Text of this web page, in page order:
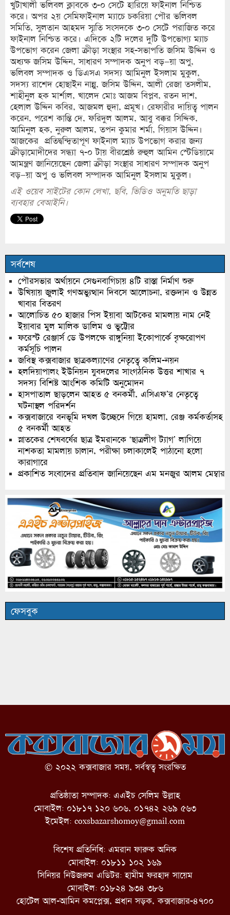
খুটাখালী ভলিবল ক্লাবকে ৩-০ সেটে হারিয়ে ফাইনাল নিশ্চিত
করে। অপর ২য় সেমিফাইনাল ম্যাচে চকরিয়া পৌর ভলিবল
সমিতি, সুলতান আহমদ স্মৃতি সংসদকে ৩-০ সেটে পরাজিত করে
ফাইনাল নিশ্চিত করে। এদিকে ২টি দলের দুটি উপভোগ্য ম্যাচ
উপভোগ করেন জেলা ক্রীড়া সংস্থার সহ-সভাপতি জসিম উদ্দিন ও
অধ্যক্ষ জসিম উদ্দিন, সাধারণ সম্পাদক অনুপ বড়–য়া অপু,
ভলিবল সম্পাদক ও ডিএসএ সদস্য আমিনুল ইসলাম মুকুল,
সদস্য রাশেদ হোছাইন নান্নু, জসিম উদ্দিন, আলী রেজা তসলীম,
শাহীনুল হক মার্শাল, খালেদ মোঃ আজম বিপ্লব, রতন দাশ,
হেলাল উদ্দিন কবির, আজমল হুদা, প্রমূখ। রেফারীর দায়িত্ব পালন
করেন, পরেশ কান্তি দে, ফরিদুল আলম, আবু বক্কর সিদ্দিক,
আমিনুল হক, নুরুল আলম, তপন কুমার শর্মা, গিয়াস উদ্দিন।
আজকের প্রতিদ্বন্দ্বিতাপূণ ফাইনাল ম্যাচ উপভোগ করার জন্য
ক্রীড়ামোদীদের সন্ধ্যা ৭-০ টায় বীরশ্রেষ্ঠ রুহুল আমিন স্টেডিয়ামে
আমন্ত্রণ জানিয়েছেন জেলা ক্রীড়া সংস্থার সাধারণ সম্পাদক অনুপ
বড়–য়া অপু ও ভলিবল সম্পাদক আমিনুল ইসলাম মুকুল।
এই ওয়েব সাইটের কোন লেখা, ছবি, ভিডিও অনুমতি ছাড়া
ব্যবহার বেআইনি।
সর্বশেষ
পৌরসভার অর্থায়নে সেগুনবাগিচায় ৪টি রাস্তা নির্মাণ শুরু
উখিয়ায় জুলাই গণঅভ্যুত্থান দিবসে আলোচনা, রক্তদান ও উন্নত
খাবার বিতরণ
আলোচিত ৫০ হাজার পিস ইয়াবা আটকের মামলায় নাম নেই
ইয়াবার মুল মালিক ডালিম ও ভুট্টোর
ফরেস্ট রেঞ্জার্স ডে উপলক্ষে রাঙ্গুনিয়া ইকোপার্কে বৃক্ষরোপণ
কর্মসূচি পালন
জবিস্থ কক্সবাজার ছাত্রকল্যাণের নেতৃত্বে কলিম-নয়ন
হলদিয়াপালং ইউনিয়ন যুবদলের সাংগঠনিক উত্তর শাখার ৭
সদস্য বিশিষ্ট আংশিক কমিটি অনুমোদন
হাসপাতাল ছাড়লেন আহত ৫ বনকর্মী, এসিএফ’র নেতৃত্বে
ঘটনাস্থল পরিদর্শন
কক্সবাজারে বনভূমি দখল উচ্ছেদে গিয়ে হামলা, রেঞ্জ কর্মকর্তাসহ
৫ বনকর্মী আহত
স্নাতকের শেষবর্ষের ছাত্র ইমরানকে ‘ছাত্রলীগ ট্যাগ’ লাগিয়ে
নাশকতা মামলায় চালান, পরীক্ষা চলাকালেই পাঠানো হলো
কারাগারে
প্রকাশিত সংবাদের প্রতিবাদ জানিয়েছেন এম মনজুর আলম মেম্বার
ফেসবুক
© ২০২২ কক্সবাজার সময়, সর্বস্বত্ব সংরক্ষিত
প্রতিষ্ঠাতা সম্পাদক: এএইচ সেলিম উল্লাহ
মোবাইল: ০১৮১৭ ১২০ ৬০৬, ০১৭৪২ ২৬৯ ৫৬৩
ইমেইল: coxsbazarshomoy@gmail.com
বিশেষ প্রতিনিধি: এমরান ফারুক অনিক
মোবাইল: ০১৮১১ ১০২ ১৬৯
সিনিয়র নিউজরুম এডিটর: হামীম ফরহাদ সায়েম
মোবাইল: ০১৮২৪ ৯৩৪ ৩৮৬
হোটেল আল-আমিন কমপ্লেক্স, প্রধান সড়ক, কক্সবাজার-৪৭০০